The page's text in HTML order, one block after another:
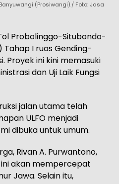
(Prosiwangi)./ Foto: Jasa
Probolinggo-Situbondo-
Tahap I ruas Gending-
Proyek ini kini memasuki
dan Uji Laik Fungsi
jalan utama telah
ULFO menjadi
dibuka untuk umum.
Rivan A. Purwantono,
akan mempercepat
Jawa. Selain itu,